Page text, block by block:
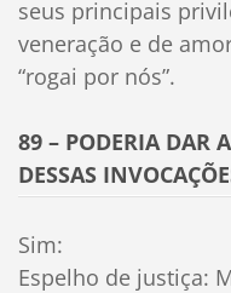
seus principais
veneração e de
“rogai por nós”.
89 – PODERIA DAR
DESSAS
Sim:
Espelho de justiça: